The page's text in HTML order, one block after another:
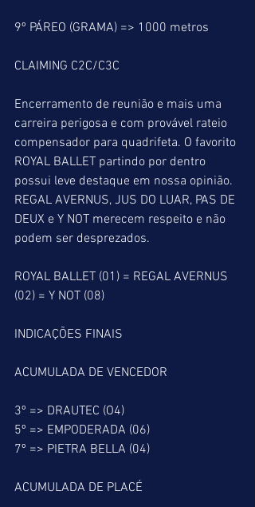
9º PÁREO (GRAMA) => 1000 metros
CLAIMING C2C/C3C
Encerramento de reunião e mais uma
carreira perigosa e com provável rateio
compensador para quadrifeta. O favorito
ROYAL BALLET partindo por dentro
possui leve destaque em nossa opinião.
REGAL AVERNUS, JUS DO LUAR, PAS DE
DEUX e Y NOT merecem respeito e não
podem ser desprezados.
ROYAL BALLET (01) = REGAL AVERNUS
(02) = Y NOT (08)
INDICAÇÕES FINAIS
ACUMULADA DE VENCEDOR
3º => DRAUTEC (O4)
5º => EMPODERADA (06)
7º => PIETRA BELLA (04)
ACUMULADA DE PLACÉ